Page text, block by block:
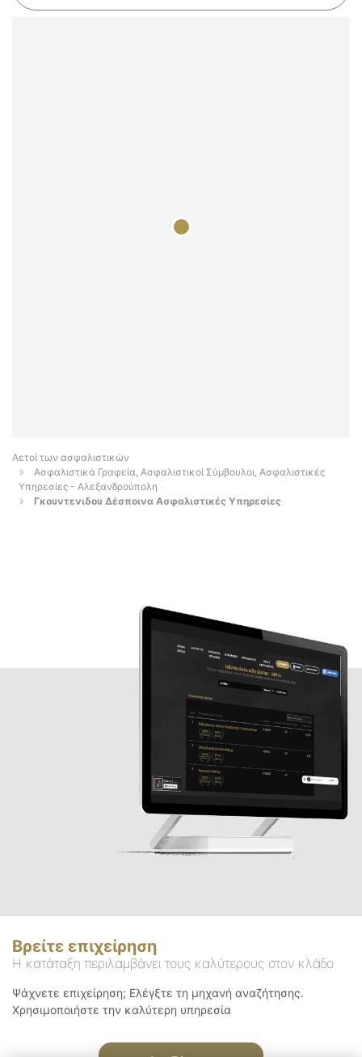
Αετοί των ασφαλιστικών
Ασφαλιστικά Γραφεία, Ασφαλιστικοί Σύμβουλοι, Ασφαλιστικές
Υπηρεσίες - Αλεξανδρούπολη
Γκουντενιδου Δέσποινα Ασφαλιστικές Υπηρεσίες
Βρείτε επιχείρηση
Η κατάταξη περιλαμβάνει τους καλύτερους στον κλάδο
Ψάχνετε επιχείρηση; Ελέγξτε τη μηχανή αναζήτησης.
Χρησιμοποιήστε την καλύτερη υπηρεσία